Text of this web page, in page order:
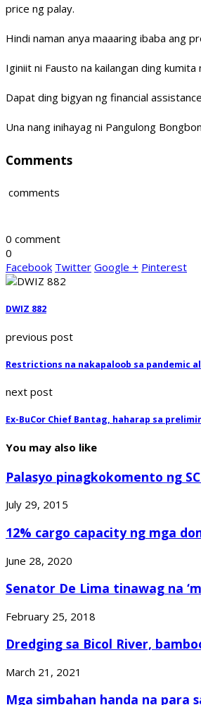
price ng palay.
Hindi naman anya maaaring ibaba ang
Iginiit ni Fausto na kailangan ding
Dapat ding bigyan ng financial
Una nang inihayag ni Pangulong
Comments
comments
0 comment
0
Facebook Twitter Google + Pinterest
DWIZ 882
previous post
Restrictions na nakapaloob sa pandemic
next post
Ex-BuCor Chief Bantag, haharap sa
You may also like
Palasyo pinagkokomento ng
July 29, 2015
12% cargo capacity ng mga
June 28, 2020
Senator De Lima tinawag na
February 25, 2018
Dredging sa Bicol River,
March 21, 2021
Mga simbahan handa na para